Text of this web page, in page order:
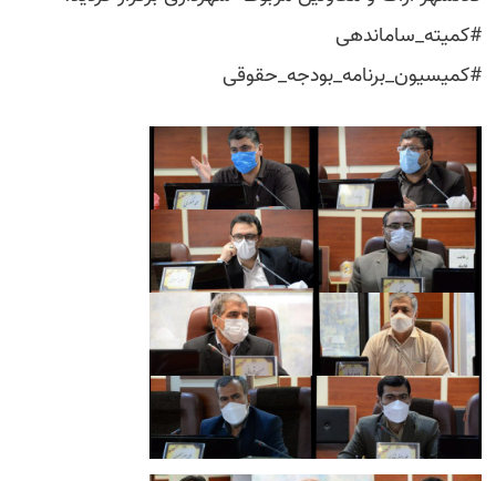
#کمیته_ساماندهی
#کمیسیون_برنامه_بودجه_حقوقی